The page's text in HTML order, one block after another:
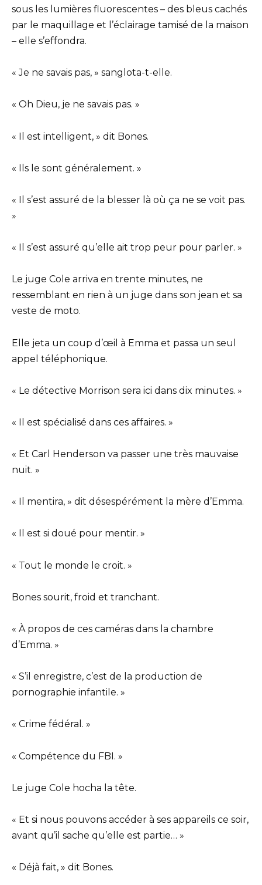
sous les lumières fluorescentes – des bleus cachés
par le maquillage et l’éclairage tamisé de la maison
– elle s’effondra.
« Je ne savais pas, » sanglota-t-elle.
« Oh Dieu, je ne savais pas. »
« Il est intelligent, » dit Bones.
« Ils le sont généralement. »
« Il s’est assuré de la blesser là où ça ne se voit pas.
»
« Il s’est assuré qu’elle ait trop peur pour parler. »
Le juge Cole arriva en trente minutes, ne
ressemblant en rien à un juge dans son jean et sa
veste de moto.
Elle jeta un coup d’œil à Emma et passa un seul
appel téléphonique.
« Le détective Morrison sera ici dans dix minutes. »
« Il est spécialisé dans ces affaires. »
« Et Carl Henderson va passer une très mauvaise
nuit. »
« Il mentira, » dit désespérément la mère d’Emma.
« Il est si doué pour mentir. »
« Tout le monde le croit. »
Bones sourit, froid et tranchant.
« À propos de ces caméras dans la chambre
d’Emma. »
« S’il enregistre, c’est de la production de
pornographie infantile. »
« Crime fédéral. »
« Compétence du FBI. »
Le juge Cole hocha la tête.
« Et si nous pouvons accéder à ses appareils ce soir,
avant qu’il sache qu’elle est partie… »
« Déjà fait, » dit Bones.